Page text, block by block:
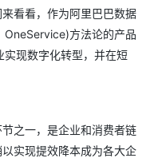
看看，作为阿里巴巴数据
方法论的产品
现数字化转型，并在短
之一，是企业和消费者链
实现提效降本成为各大企